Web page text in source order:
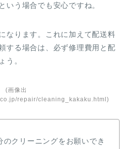
いう場合でも安心ですね。
なります。これに加えて配送料
する場合は、必ず修理費用と配
う。
(画像出
repair/cleaning_kakaku.html)
のクリーニングをお願いでき